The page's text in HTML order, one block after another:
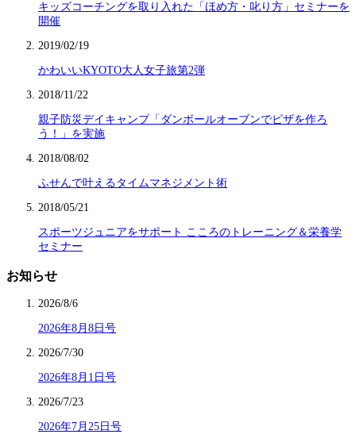
キッズコーチングを取り入れた「ほめ方・叱り方」セミナーを
開催
2019/02/19
かわいいKYOTO大人女子旅第2弾
2018/11/22
親子防災デイキャンプ「ダンボールオーブンでピザを作ろ
う！」を実施
2018/08/02
ふせんで叶えるタイムマネジメント術
2018/05/21
スポーツジュニアをサポート こころのトレーニング＆栄養学
セミナー
お知らせ
2026/8/6
2026年8月8日号
2026/7/30
2026年8月1日号
2026/7/23
2026年7月25日号